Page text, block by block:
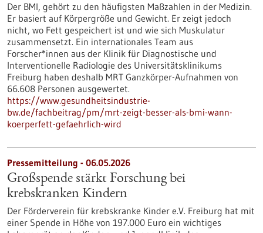
Der BMI, gehört zu den häufigsten Maßzahlen in der Medizin.
Er basiert auf Körpergröße und Gewicht. Er zeigt jedoch
nicht, wo Fett gespeichert ist und wie sich Muskulatur
zusammensetzt. Ein internationales Team aus
Forscher*innen aus der Klinik für Diagnostische und
Interventionelle Radiologie des Universitätsklinikums
Freiburg haben deshalb MRT Ganzkörper-Aufnahmen von
66.608 Personen ausgewertet.
https://www.gesundheitsindustrie-
bw.de/fachbeitrag/pm/mrt-zeigt-besser-als-bmi-wann-
koerperfett-gefaehrlich-wird
Pressemitteilung - 06.05.2026
Großspende stärkt Forschung bei
krebskranken Kindern
Der Förderverein für krebskranke Kinder e.V. Freiburg hat mit
einer Spende in Höhe von 197.000 Euro ein wichtiges